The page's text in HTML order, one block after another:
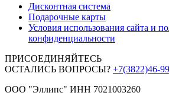
Дисконтная система
Подарочные карты
Условия использования сайта и
конфиденциальности
ПРИСОЕДИНЯЙТЕСЬ
ОСТАЛИСЬ ВОПРОСЫ? +7(3822)46-
ООО "Эллипс" ИНН 7021003260